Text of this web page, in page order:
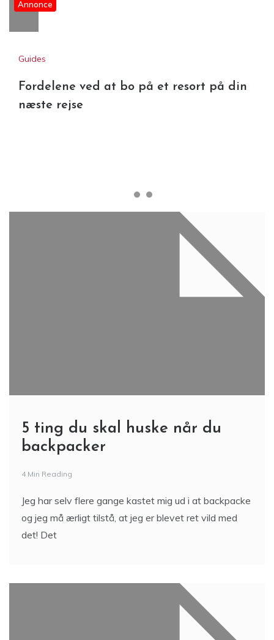
Annonce
Guides
Fordelene ved at bo på et resort på din
næste rejse
5 ting du skal huske når du
backpacker
4 Min Reading
Jeg har selv flere gange kastet mig ud i at backpacke
og jeg må ærligt tilstå, at jeg er blevet ret vild med
det! Det